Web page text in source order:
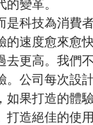
變革。
科技為消費
速度愈來愈
更高。我們
公司每次設
果打造的體
造絕佳的使